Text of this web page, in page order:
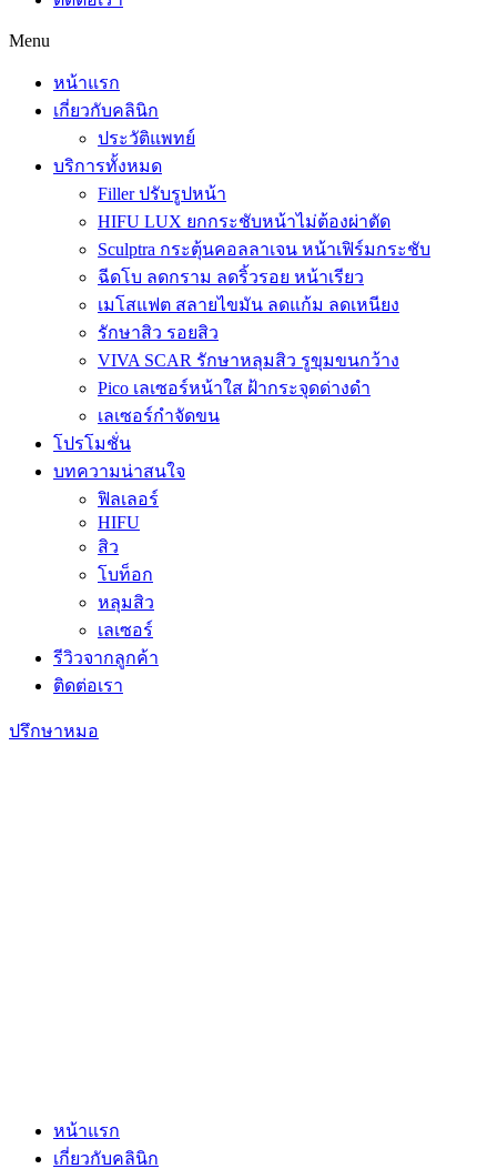
Menu
หน้าแรก
เกี่ยวกับคลินิก
ประวัติแพทย์
บริการทั้งหมด
Filler ปรับรูปหน้า
HIFU LUX ยกกระชับหน้าไม่ต้องผ่าตัด
Sculptra กระตุ้นคอลลาเจน หน้าเฟิร์มกระชับ
ฉีดโบ ลดกราม ลดริ้วรอย หน้าเรียว
เมโสแฟต สลายไขมัน ลดแก้ม ลดเหนียง
รักษาสิว รอยสิว
VIVA SCAR รักษาหลุมสิว รูขุมขนกว้าง
Pico เลเซอร์หน้าใส ฝ้ากระจุดด่างดำ
เลเซอร์กำจัดขน
โปรโมชั่น
บทความน่าสนใจ
ฟิลเลอร์
HIFU
สิว
โบท็อก
หลุมสิว
เลเซอร์
รีวิวจากลูกค้า
ติดต่อเรา
ปรึกษาหมอ
หน้าแรก
เกี่ยวกับคลินิก